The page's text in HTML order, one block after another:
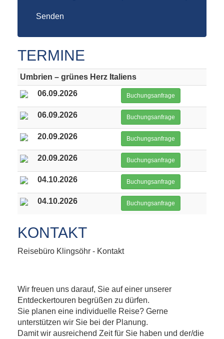
Senden
TERMINE
Umbrien – grünes Herz Italiens
06.09.2026
Buchungsanfrage
06.09.2026 Buchungsanfrage
20.09.2026 Buchungsanfrage
20.09.2026 Buchungsanfrage
04.10.2026 Buchungsanfrage
04.10.2026 Buchungsanfrage
KONTAKT
Reisebüro Klingsöhr - Kontakt
Wir freuen uns darauf, Sie auf einer unserer
Entdeckertouren begrüßen zu dürfen.
Sie planen eine individuelle Reise? Gerne
unterstützen wir Sie bei der Planung.
Damit wir ausreichend Zeit für Sie haben und der/die